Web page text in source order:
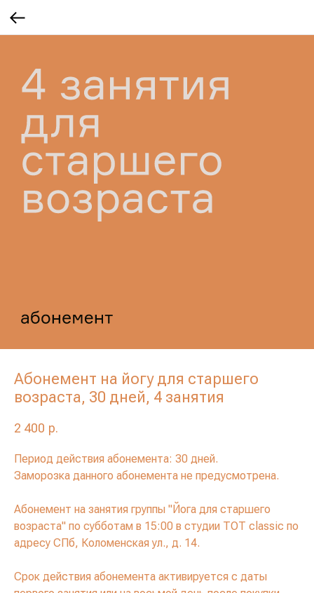
Абонемент на йогу для старшего
возраста, 30 дней, 4 занятия
2 400 р.
Период действия абонемента: 30 дней.
Заморозка данного абонемента не предусмотрена.
Абонемент на занятия группы "Йога для старшего
возраста" по субботам в 15:00 в студии TOT classic по
адресу СПб, Коломенская ул., д. 14.
Срок действия абонемента активируется с даты